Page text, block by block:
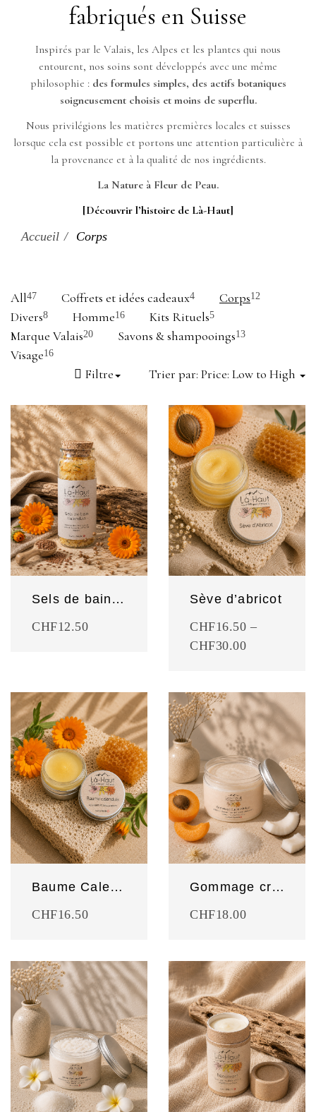
fabriqués en Suisse
Inspirés par le Valais, les Alpes et les plantes qui nous
entourent, nos soins sont développés avec une même
philosophie : des formules simples, des actifs botaniques
soigneusement choisis et moins de superflu.
Nous privilégions les matières premières locales et suisses
lorsque cela est possible et portons une attention particulière à
la provenance et à la qualité de nos ingrédients.
La Nature à Fleur de Peau.
[Découvrir l’histoire de Là-Haut]
Accueil
Corps
All47 Coffrets et idées cadeaux4 Corps12
Divers8 Homme16 Kits Rituels5
Marque Valais20 Savons & shampooings13
Visage16
Filtre Trier par: Price: Low to High
Sels de bain au calendula
CHF12.50
Sève d’abricot
CHF16.50 –
CHF30.00
Baume Calendula
CHF16.50
Gommage crémeux abricot
CHF18.00